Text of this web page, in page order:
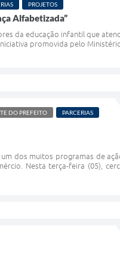
PROJETOS
Alfabetizada”
da educação infantil que
promovida pelo Ministério
DO PREFEITO
PARCERIAS
dos muitos programas de
Nesta terça-feira (05),